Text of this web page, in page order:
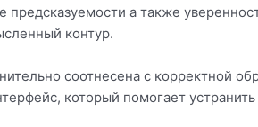
предсказуемости а также
контур.
соотнесена с корректной
который помогает